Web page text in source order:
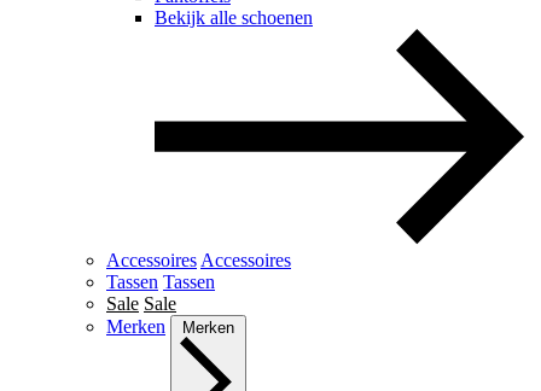
Bekijk alle schoenen
Accessoires Accessoires
Tassen Tassen
Sale Sale
Merken
Merken